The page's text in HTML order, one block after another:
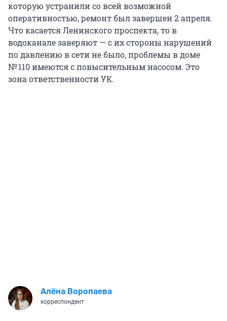
которую устранили со всей возможной
оперативностью, ремонт был завершен 2 апреля.
Что касается Ленинского проспекта, то в
водоканале заверяют — с их стороны нарушений
по давлению в сети не было, проблемы в доме
№ 110 имеются с повысительным насосом. Это
зона ответственности УК.
Алёна Воропаева
корреспондент